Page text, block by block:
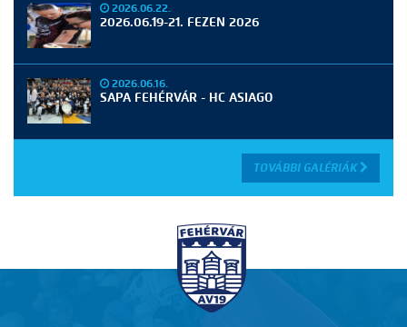
2026.06.22.
2026.06.19-21. FEZEN 2026
2026.06.16.
SAPA FEHÉRVÁR - HC ASIAGO
TOVÁBBI GALÉRIÁK